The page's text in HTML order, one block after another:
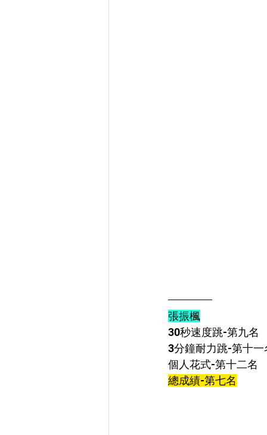
張振楓
30秒速度跳-第九名
3分鐘耐力跳-第十一
個人花式-第十二名
總成績-第七名